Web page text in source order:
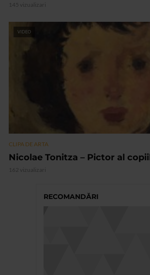
145 vizualizari
VIDEO
CLIPA DE ARTA
Nicolae Tonitza – Pictor al
162 vizualizari
RECOMANDĂRI